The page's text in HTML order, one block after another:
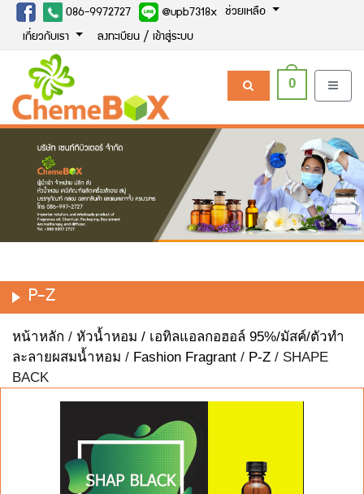
086-9972727 @upb7318x ช่วยเหลือ
เกี่ยวกับเรา ลงทะเบียน / เข้าสู่ระบบ
0
P-Z
หน้าหลัก / หัวน้ำหอม / เอทิลแอลกอฮอล์ 95%/มัสค์/ตัวทำ
ละลายผสมน้ำหอม / Fashion Fragrant / P-Z / SHAPE
BACK